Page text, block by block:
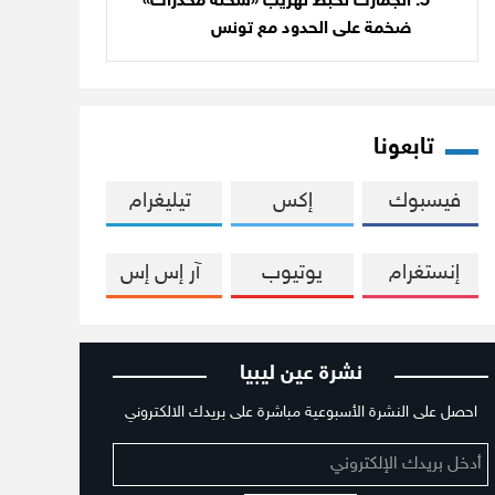
ضخمة على الحدود مع تونس
تابعونا
فيسبوك إكس تيليغرام
إنستغرام يوتيوب آر إس إس
نشرة عين ليبيا
احصل على النشرة الأسبوعية مباشرة على بريدك الالكتروني